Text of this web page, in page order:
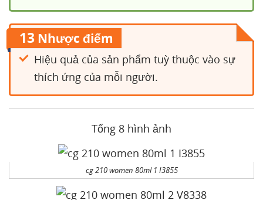
13 Nhược điểm
Hiệu quả của sản phẩm tuỳ thuộc vào sự
thích ứng của mỗi người.
Tổng 8 hình ảnh
cg 210 women 80ml 1 I3855